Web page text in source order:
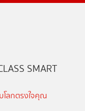
SMART
โลกตรงใจคุณ